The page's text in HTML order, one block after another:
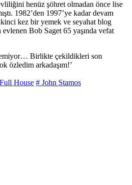
henüz şöhret olmadan önce lise
1982’den 1997’ye kadar devam
kez bir yemek ve seyahat blog
Bob Saget 65 yaşında vefat
Birlikte çekildikleri son
özledim arkadaşım!’
House # John Stamos